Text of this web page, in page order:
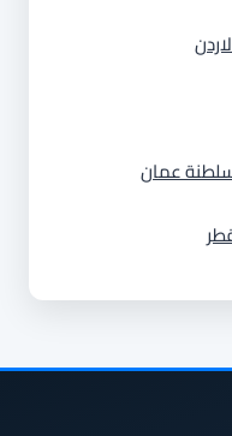
عمان